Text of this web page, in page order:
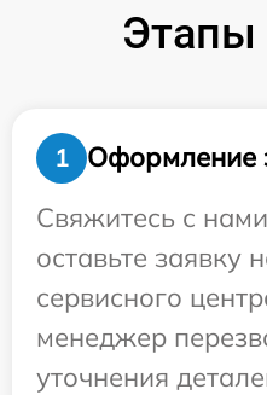
Этапы
1
Оформление
Свяжитесь с
оставьте заявку
сервисного
менеджер
уточнения